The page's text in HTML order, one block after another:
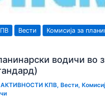
Вести
Комисија за
водичи во
АКТИВНОСТИ КПВ, Вести,